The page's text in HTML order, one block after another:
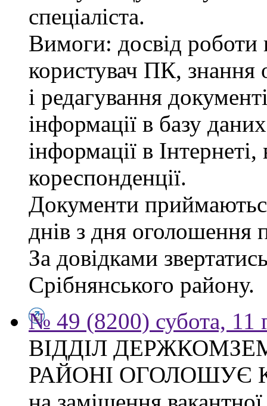
спеціаліста.
Вимоги: досвід роботи
користувач ПК, знання
і редагування
інформації в базу
інформації в
кореспонденції.
Документи
днів з дня оголошення
За довідками
Срібнянського району.
№ 49 (8200) субота, 11
ВІДДІЛ
РАЙОНІ ОГОЛОШУЄ